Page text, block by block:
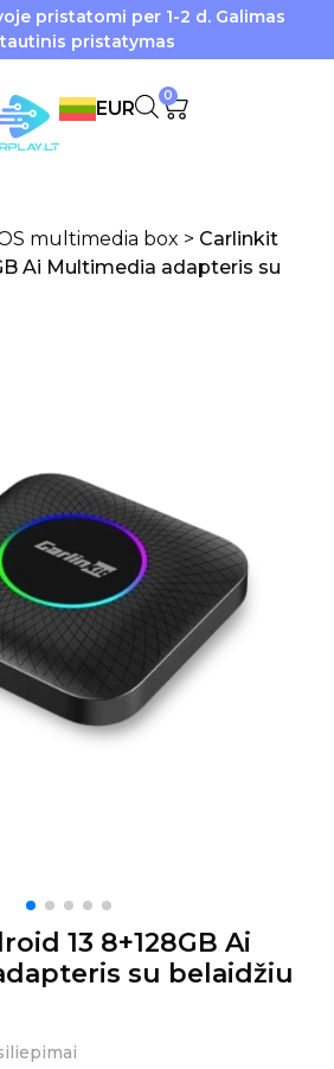
pristatomi per 1-2 d. Galimas
pristatymas
EUR
0
multimedia box > Carlinkit
Ai Multimedia adapteris su
13 8+128GB Ai
su belaidžiu